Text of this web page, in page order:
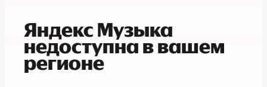
Яндекс Музыка
недоступна в вашем
регионе